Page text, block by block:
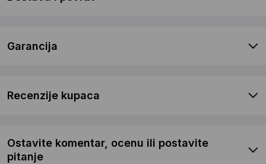
Garancija
Recenzije kupaca
Ostavite komentar, ocenu ili postavite
pitanje